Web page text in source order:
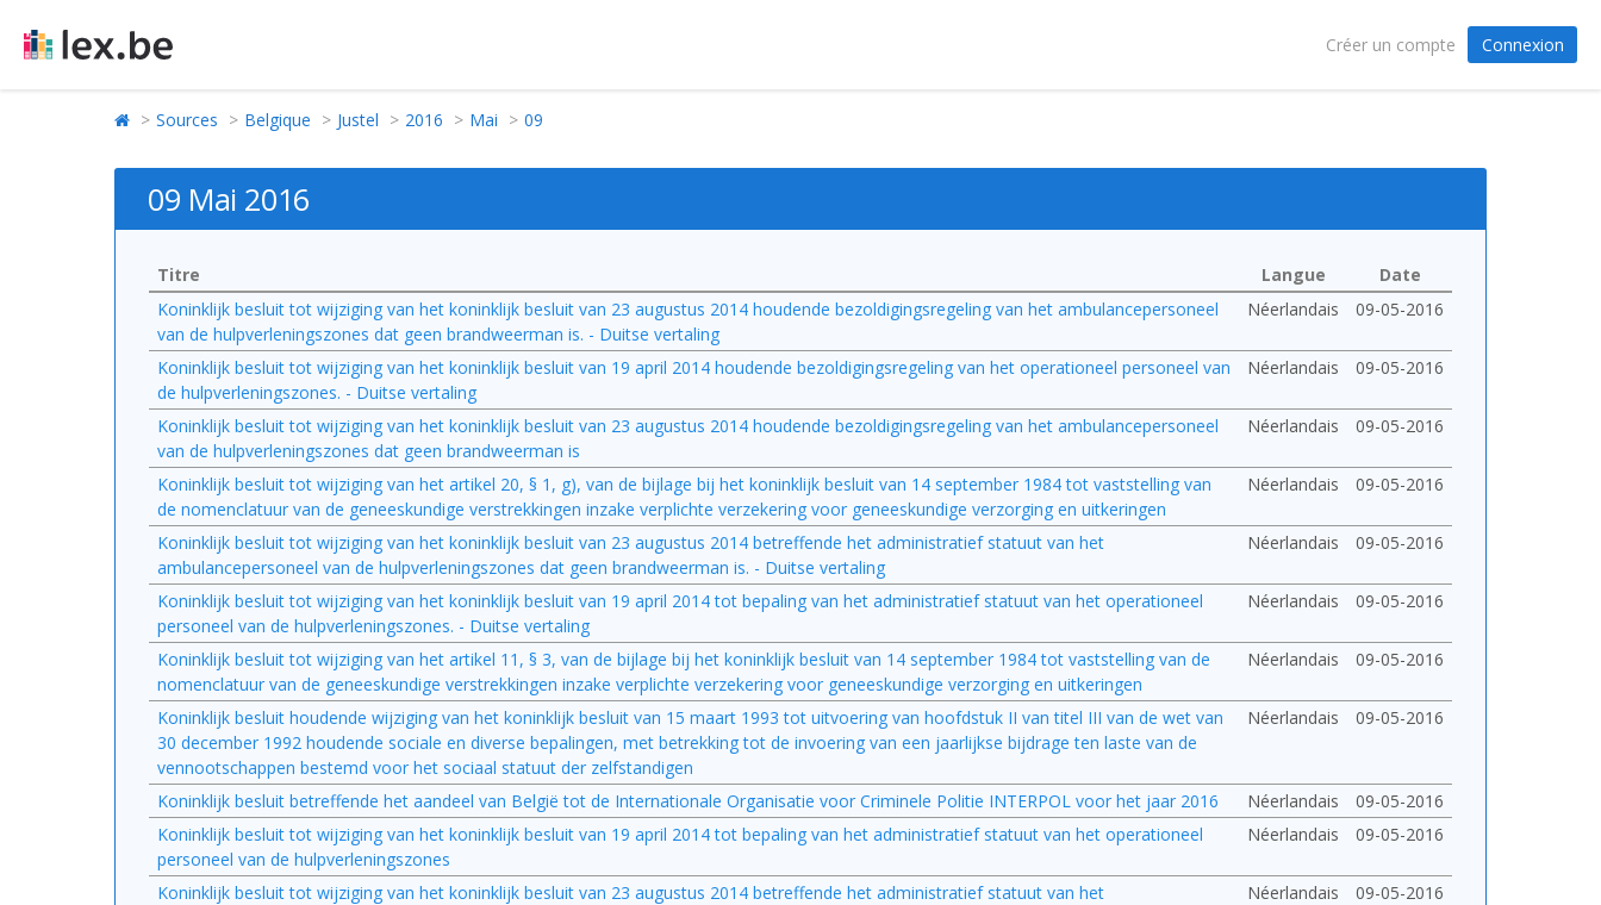
Créer un compte Connexion
Sources Belgique Justel 2016 Mai 09
09 Mai 2016
Titre Langue
Date
Koninklijk besluit tot wijziging van het koninklijk besluit van 23 augustus 2014 houdende bezoldigingsregeling van het ambulancepersoneel
van de hulpverleningszones dat geen brandweerman is. - Duitse vertaling
Néerlandais 09-05-2016
Koninklijk besluit tot wijziging van het koninklijk besluit van 19 april 2014 houdende bezoldigingsregeling van het operationeel personeel van
de hulpverleningszones. - Duitse vertaling
Néerlandais 09-05-2016
Koninklijk besluit tot wijziging van het koninklijk besluit van 23 augustus 2014 houdende bezoldigingsregeling van het ambulancepersoneel
van de hulpverleningszones dat geen brandweerman is
Néerlandais 09-05-2016
Koninklijk besluit tot wijziging van het artikel 20, § 1, g), van de bijlage bij het koninklijk besluit van 14 september 1984 tot vaststelling van
de nomenclatuur van de geneeskundige verstrekkingen inzake verplichte verzekering voor geneeskundige verzorging en uitkeringen
Néerlandais 09-05-2016
Koninklijk besluit tot wijziging van het koninklijk besluit van 23 augustus 2014 betreffende het administratief statuut van het
ambulancepersoneel van de hulpverleningszones dat geen brandweerman is. - Duitse vertaling
Néerlandais 09-05-2016
Koninklijk besluit tot wijziging van het koninklijk besluit van 19 april 2014 tot bepaling van het administratief statuut van het operationeel
personeel van de hulpverleningszones. - Duitse vertaling
Néerlandais 09-05-2016
Koninklijk besluit tot wijziging van het artikel 11, § 3, van de bijlage bij het koninklijk besluit van 14 september 1984 tot vaststelling van de
nomenclatuur van de geneeskundige verstrekkingen inzake verplichte verzekering voor geneeskundige verzorging en uitkeringen
Néerlandais 09-05-2016
Koninklijk besluit houdende wijziging van het koninklijk besluit van 15 maart 1993 tot uitvoering van hoofdstuk II van titel III van de wet van
30 december 1992 houdende sociale en diverse bepalingen, met betrekking tot de invoering van een jaarlijkse bijdrage ten laste van de
vennootschappen bestemd voor het sociaal statuut der zelfstandigen
Néerlandais 09-05-2016
Koninklijk besluit betreffende het aandeel van België tot de Internationale Organisatie voor Criminele Politie INTERPOL voor het jaar 2016 Néerlandais
09-05-2016
Koninklijk besluit tot wijziging van het koninklijk besluit van 19 april 2014 tot bepaling van het administratief statuut van het operationeel
personeel van de hulpverleningszones
Néerlandais 09-05-2016
Koninklijk besluit tot wijziging van het koninklijk besluit van 23 augustus 2014 betreffende het administratief statuut van het
Néerlandais 09-05-2016